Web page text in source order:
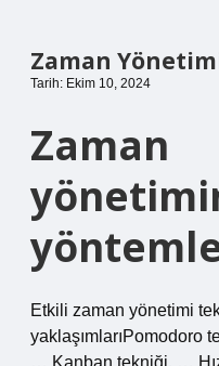
Zaman
Tarih: Ekim 10, 2024
Zaman
Etkili zaman yönetimi
yaklaşımlarıPomodoro
… Kanban tekniği. …